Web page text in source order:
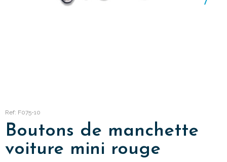
Ref: F075-10
Boutons de manchette
voiture mini rouge